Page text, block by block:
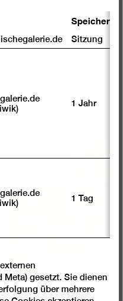
Sitzung
1 Jahr
1 Tag
gesetzt. Sie dienen
über mehrere